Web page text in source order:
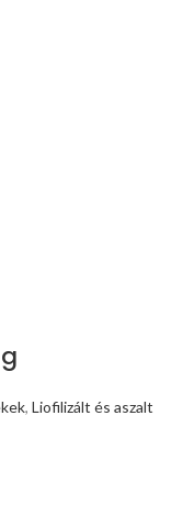
, Liofilizált és aszalt